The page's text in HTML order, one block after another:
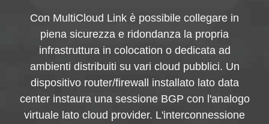
Con MultiCloud Link è possibile collegare in
piena sicurezza e ridondanza la propria
infrastruttura in colocation o dedicata ad
ambienti distribuiti su vari cloud pubblici. Un
dispositivo router/firewall installato lato data
center instaura una sessione BGP con l'analogo
virtuale lato cloud provider. L'interconnessione